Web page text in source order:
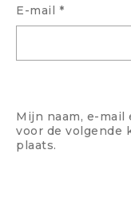
E-mail *
Mijn naam, e-
voor de volgende
plaats.